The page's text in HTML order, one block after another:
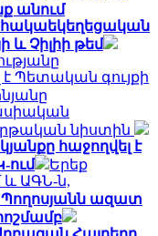
անում
հակաեկեղեցական
և Չիլիի թեմ
Պետական գույքի
նիստին
հաջողվել է
ում
Երեք
և ԱԳՆ-ն,
ազատ